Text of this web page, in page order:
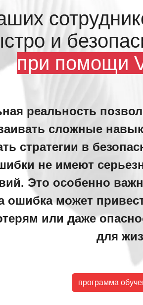
и
при помощи
реальность
сложные
стратегии в
не имеют
Это особенно
ошибка может
или даже
для
программа